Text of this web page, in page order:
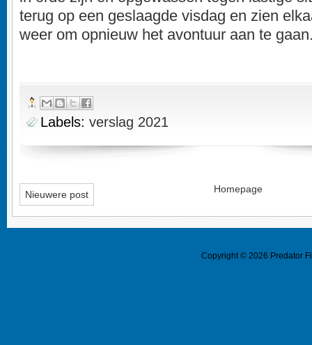
terug op een geslaagde visdag en zien
weer om opnieuw het avontuur aan te
Labels: verslag 2021
Nieuwere post Homepage
Copyright © 2026 Predator